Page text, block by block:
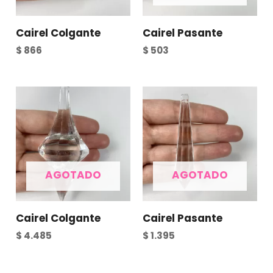
Cairel Colgante
$ 866
Cairel Pasante
$ 503
AGOTADO
Cairel Colgante
$ 4.485
AGOTADO
Cairel Pasante
$1.395